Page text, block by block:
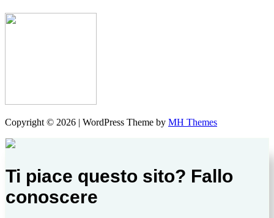
Copyright © 2026 | WordPress Theme by MH Themes
Ti piace questo sito? Fallo
conoscere